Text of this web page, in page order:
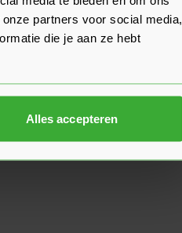
partners voor social media,
die je aan ze hebt
Alles accepteren